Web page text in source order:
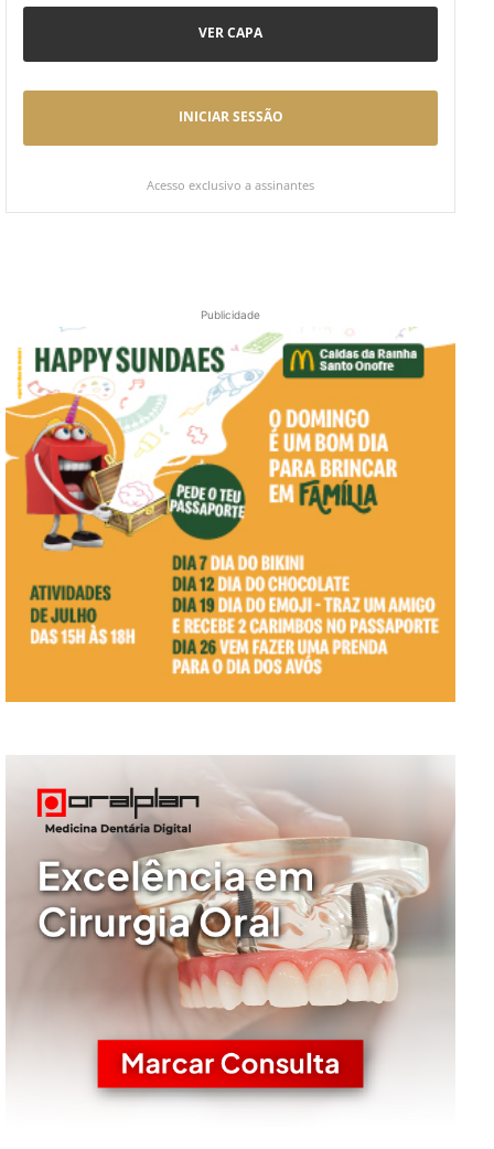
VER CAPA
INICIAR SESSÃO
Acesso exclusivo a assinantes
Publicidade